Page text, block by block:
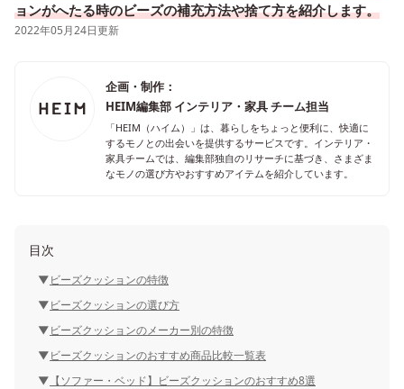
ョンがへたる時のビーズの補充方法や捨て方を紹介します。
2022年05月24日更新
企画・制作：
HEIM編集部 インテリア・家具 チーム担当
「HEIM（ハイム）」は、暮らしをちょっと便利に、快適に
するモノとの出会いを提供するサービスです。インテリア・
家具チームでは、編集部独自のリサーチに基づき、さまざま
なモノの選び方やおすすめアイテムを紹介しています。
目次
ビーズクッションの特徴
ビーズクッションの選び方
ビーズクッションのメーカー別の特徴
ビーズクッションのおすすめ商品比較一覧表
【ソファー・ベッド】ビーズクッションのおすすめ8選